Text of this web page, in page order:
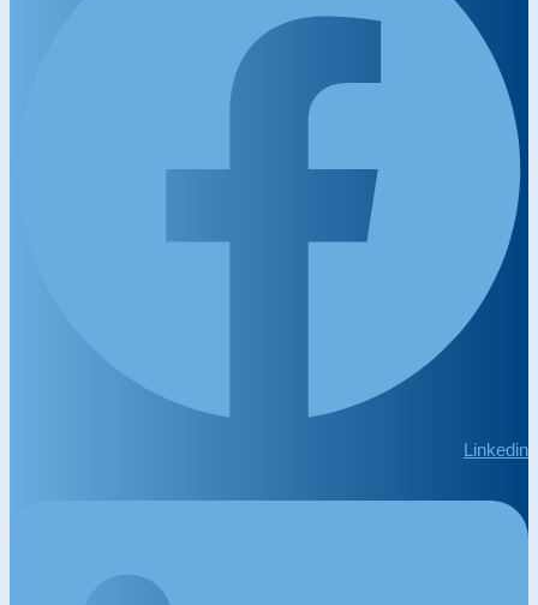
Linkedin